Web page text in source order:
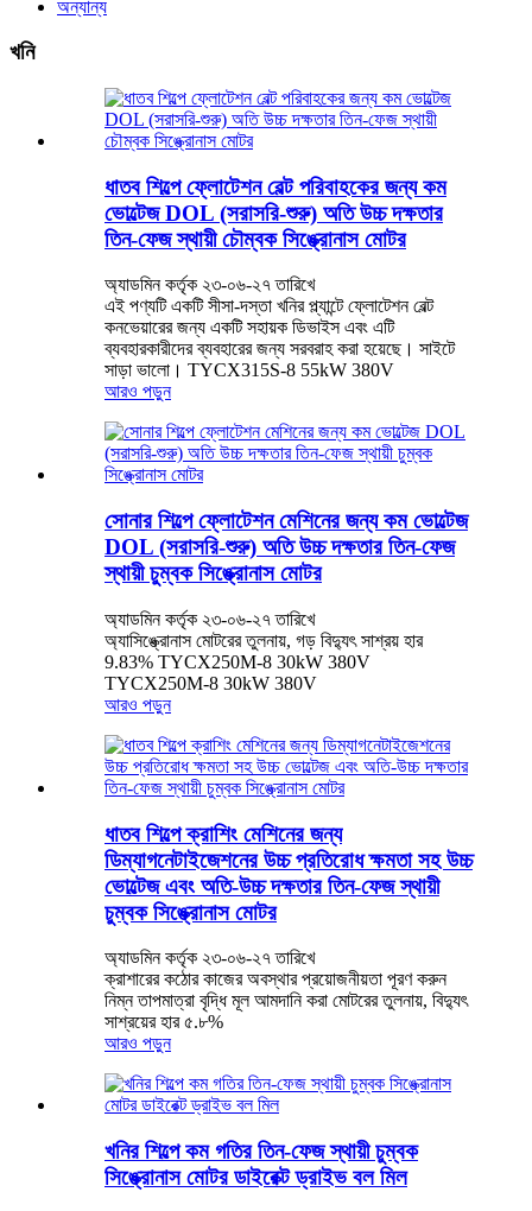
অন্যান্য
খনি
ধাতব শিল্পে ফ্লোটেশন বেল্ট পরিবাহকের জন্য কম
ভোল্টেজ DOL (সরাসরি-শুরু) অতি উচ্চ দক্ষতার
তিন-ফেজ স্থায়ী চৌম্বক সিঙ্ক্রোনাস মোটর
অ্যাডমিন কর্তৃক ২৩-০৬-২৭ তারিখে
এই পণ্যটি একটি সীসা-দস্তা খনির প্ল্যান্টে ফ্লোটেশন বেল্ট
কনভেয়ারের জন্য একটি সহায়ক ডিভাইস এবং এটি
ব্যবহারকারীদের ব্যবহারের জন্য সরবরাহ করা হয়েছে। সাইটে
সাড়া ভালো। TYCX315S-8 55kW 380V
আরও পড়ুন
সোনার শিল্পে ফ্লোটেশন মেশিনের জন্য কম ভোল্টেজ
DOL (সরাসরি-শুরু) অতি উচ্চ দক্ষতার তিন-ফেজ
স্থায়ী চুম্বক সিঙ্ক্রোনাস মোটর
অ্যাডমিন কর্তৃক ২৩-০৬-২৭ তারিখে
অ্যাসিঙ্ক্রোনাস মোটরের তুলনায়, গড় বিদ্যুৎ সাশ্রয় হার
9.83% TYCX250M-8 30kW 380V
TYCX250M-8 30kW 380V
আরও পড়ুন
ধাতব শিল্পে ক্রাশিং মেশিনের জন্য
ডিম্যাগনেটাইজেশনের উচ্চ প্রতিরোধ ক্ষমতা সহ উচ্চ
ভোল্টেজ এবং অতি-উচ্চ দক্ষতার তিন-ফেজ স্থায়ী
চুম্বক সিঙ্ক্রোনাস মোটর
অ্যাডমিন কর্তৃক ২৩-০৬-২৭ তারিখে
ক্রাশারের কঠোর কাজের অবস্থার প্রয়োজনীয়তা পূরণ করুন
নিম্ন তাপমাত্রা বৃদ্ধি মূল আমদানি করা মোটরের তুলনায়, বিদ্যুৎ
সাশ্রয়ের হার ৫.৮%
আরও পড়ুন
খনির শিল্পে কম গতির তিন-ফেজ স্থায়ী চুম্বক
সিঙ্ক্রোনাস মোটর ডাইরেক্ট ড্রাইভ বল মিল